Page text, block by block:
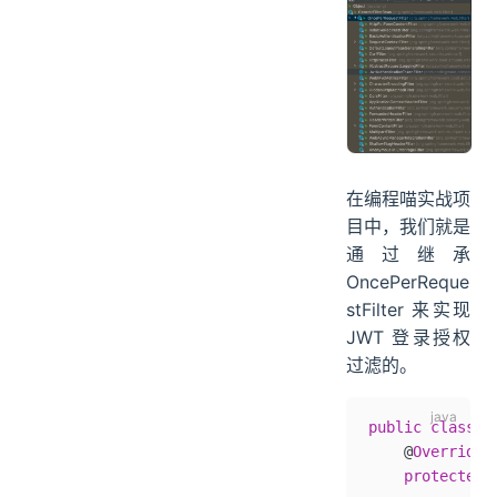
在编程喵实战项
目中，我们就是
通过继承
OncePerReque
stFilter 来实现
JWT 登录授权
过滤的。
public class
	@
Override
    protected